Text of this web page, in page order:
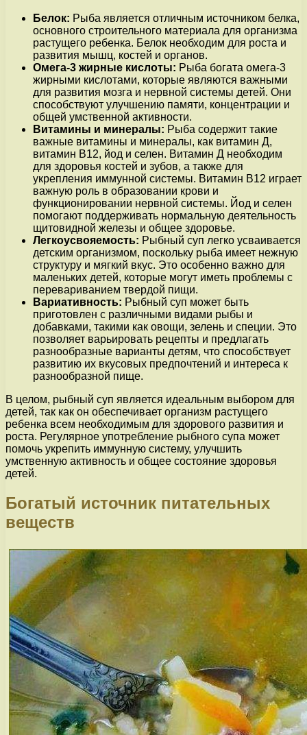
Белок: Рыба является отличным источником белка,
основного строительного материала для организма
растущего ребенка. Белок необходим для роста и
развития мышц, костей и органов.
Омега-3 жирные кислоты: Рыба богата омега-3
жирными кислотами, которые являются важными
для развития мозга и нервной системы детей. Они
способствуют улучшению памяти, концентрации и
общей умственной активности.
Витамины и минералы: Рыба содержит такие
важные витамины и минералы, как витамин Д,
витамин В12, йод и селен. Витамин Д необходим
для здоровья костей и зубов, а также для
укрепления иммунной системы. Витамин В12 играет
важную роль в образовании крови и
функционировании нервной системы. Йод и селен
помогают поддерживать нормальную деятельность
щитовидной железы и общее здоровье.
Легкоусвояемость: Рыбный суп легко усваивается
детским организмом, поскольку рыба имеет нежную
структуру и мягкий вкус. Это особенно важно для
маленьких детей, которые могут иметь проблемы с
перевариванием твердой пищи.
Вариативность: Рыбный суп может быть
приготовлен с различными видами рыбы и
добавками, такими как овощи, зелень и специи. Это
позволяет варьировать рецепты и предлагать
разнообразные варианты детям, что способствует
развитию их вкусовых предпочтений и интереса к
разнообразной пище.
В целом, рыбный суп является идеальным выбором для
детей, так как он обеспечивает организм растущего
ребенка всем необходимым для здорового развития и
роста. Регулярное употребление рыбного супа может
помочь укрепить иммунную систему, улучшить
умственную активность и общее состояние здоровья
детей.
Богатый источник питательных
веществ